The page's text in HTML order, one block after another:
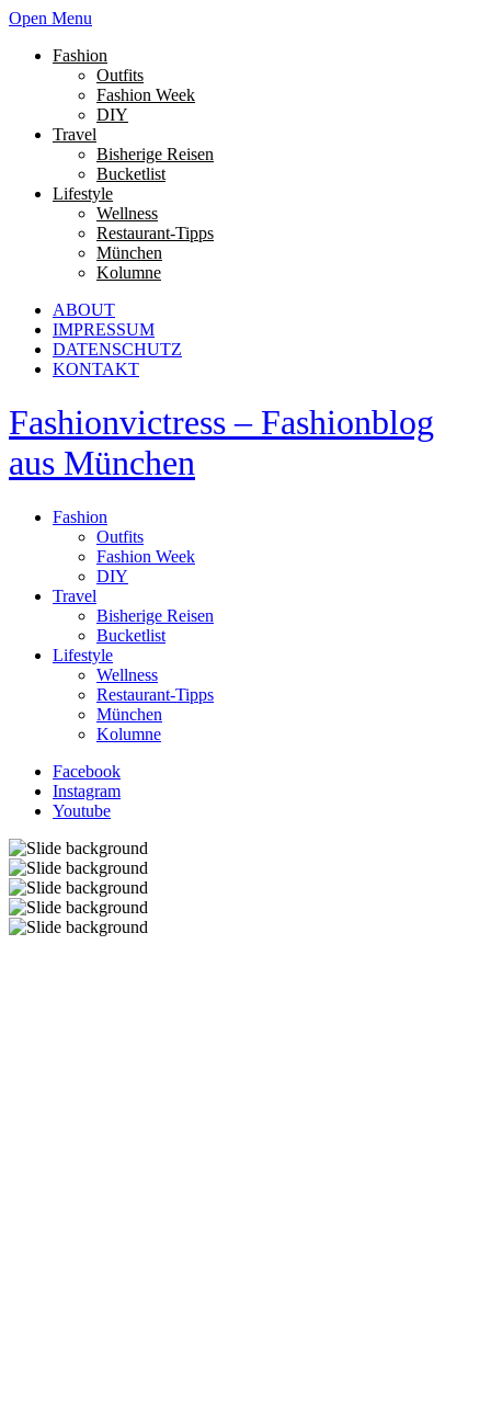
Open Menu
Fashion
Outfits
Fashion Week
DIY
Travel
Bisherige Reisen
Bucketlist
Lifestyle
Wellness
Restaurant-Tipps
München
Kolumne
ABOUT
IMPRESSUM
DATENSCHUTZ
KONTAKT
Fashionvictress – Fashionblog
aus München
Fashion
Outfits
Fashion Week
DIY
Travel
Bisherige Reisen
Bucketlist
Lifestyle
Wellness
Restaurant-Tipps
München
Kolumne
Facebook
Instagram
Youtube